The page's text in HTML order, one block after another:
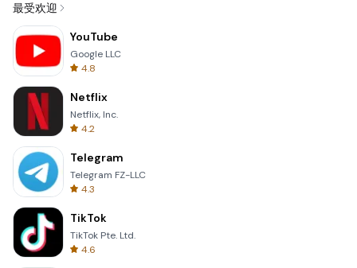
最受欢迎
YouTube
Google LLC
4.8
Netflix
Netflix, Inc.
4.2
Telegram
Telegram FZ-LLC
4.3
TikTok
TikTok Pte. Ltd.
4.6